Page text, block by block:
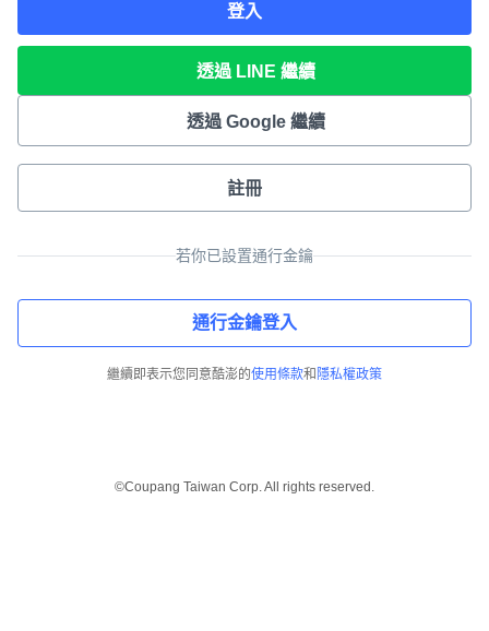
登入
透過 LINE 繼續
透過 Google 繼續
註冊
若你已設置通行金鑰
通行金鑰登入
繼續即表示您同意酷澎的使用條款和 隱私權政策
©Coupang Taiwan Corp. All rights reserved.